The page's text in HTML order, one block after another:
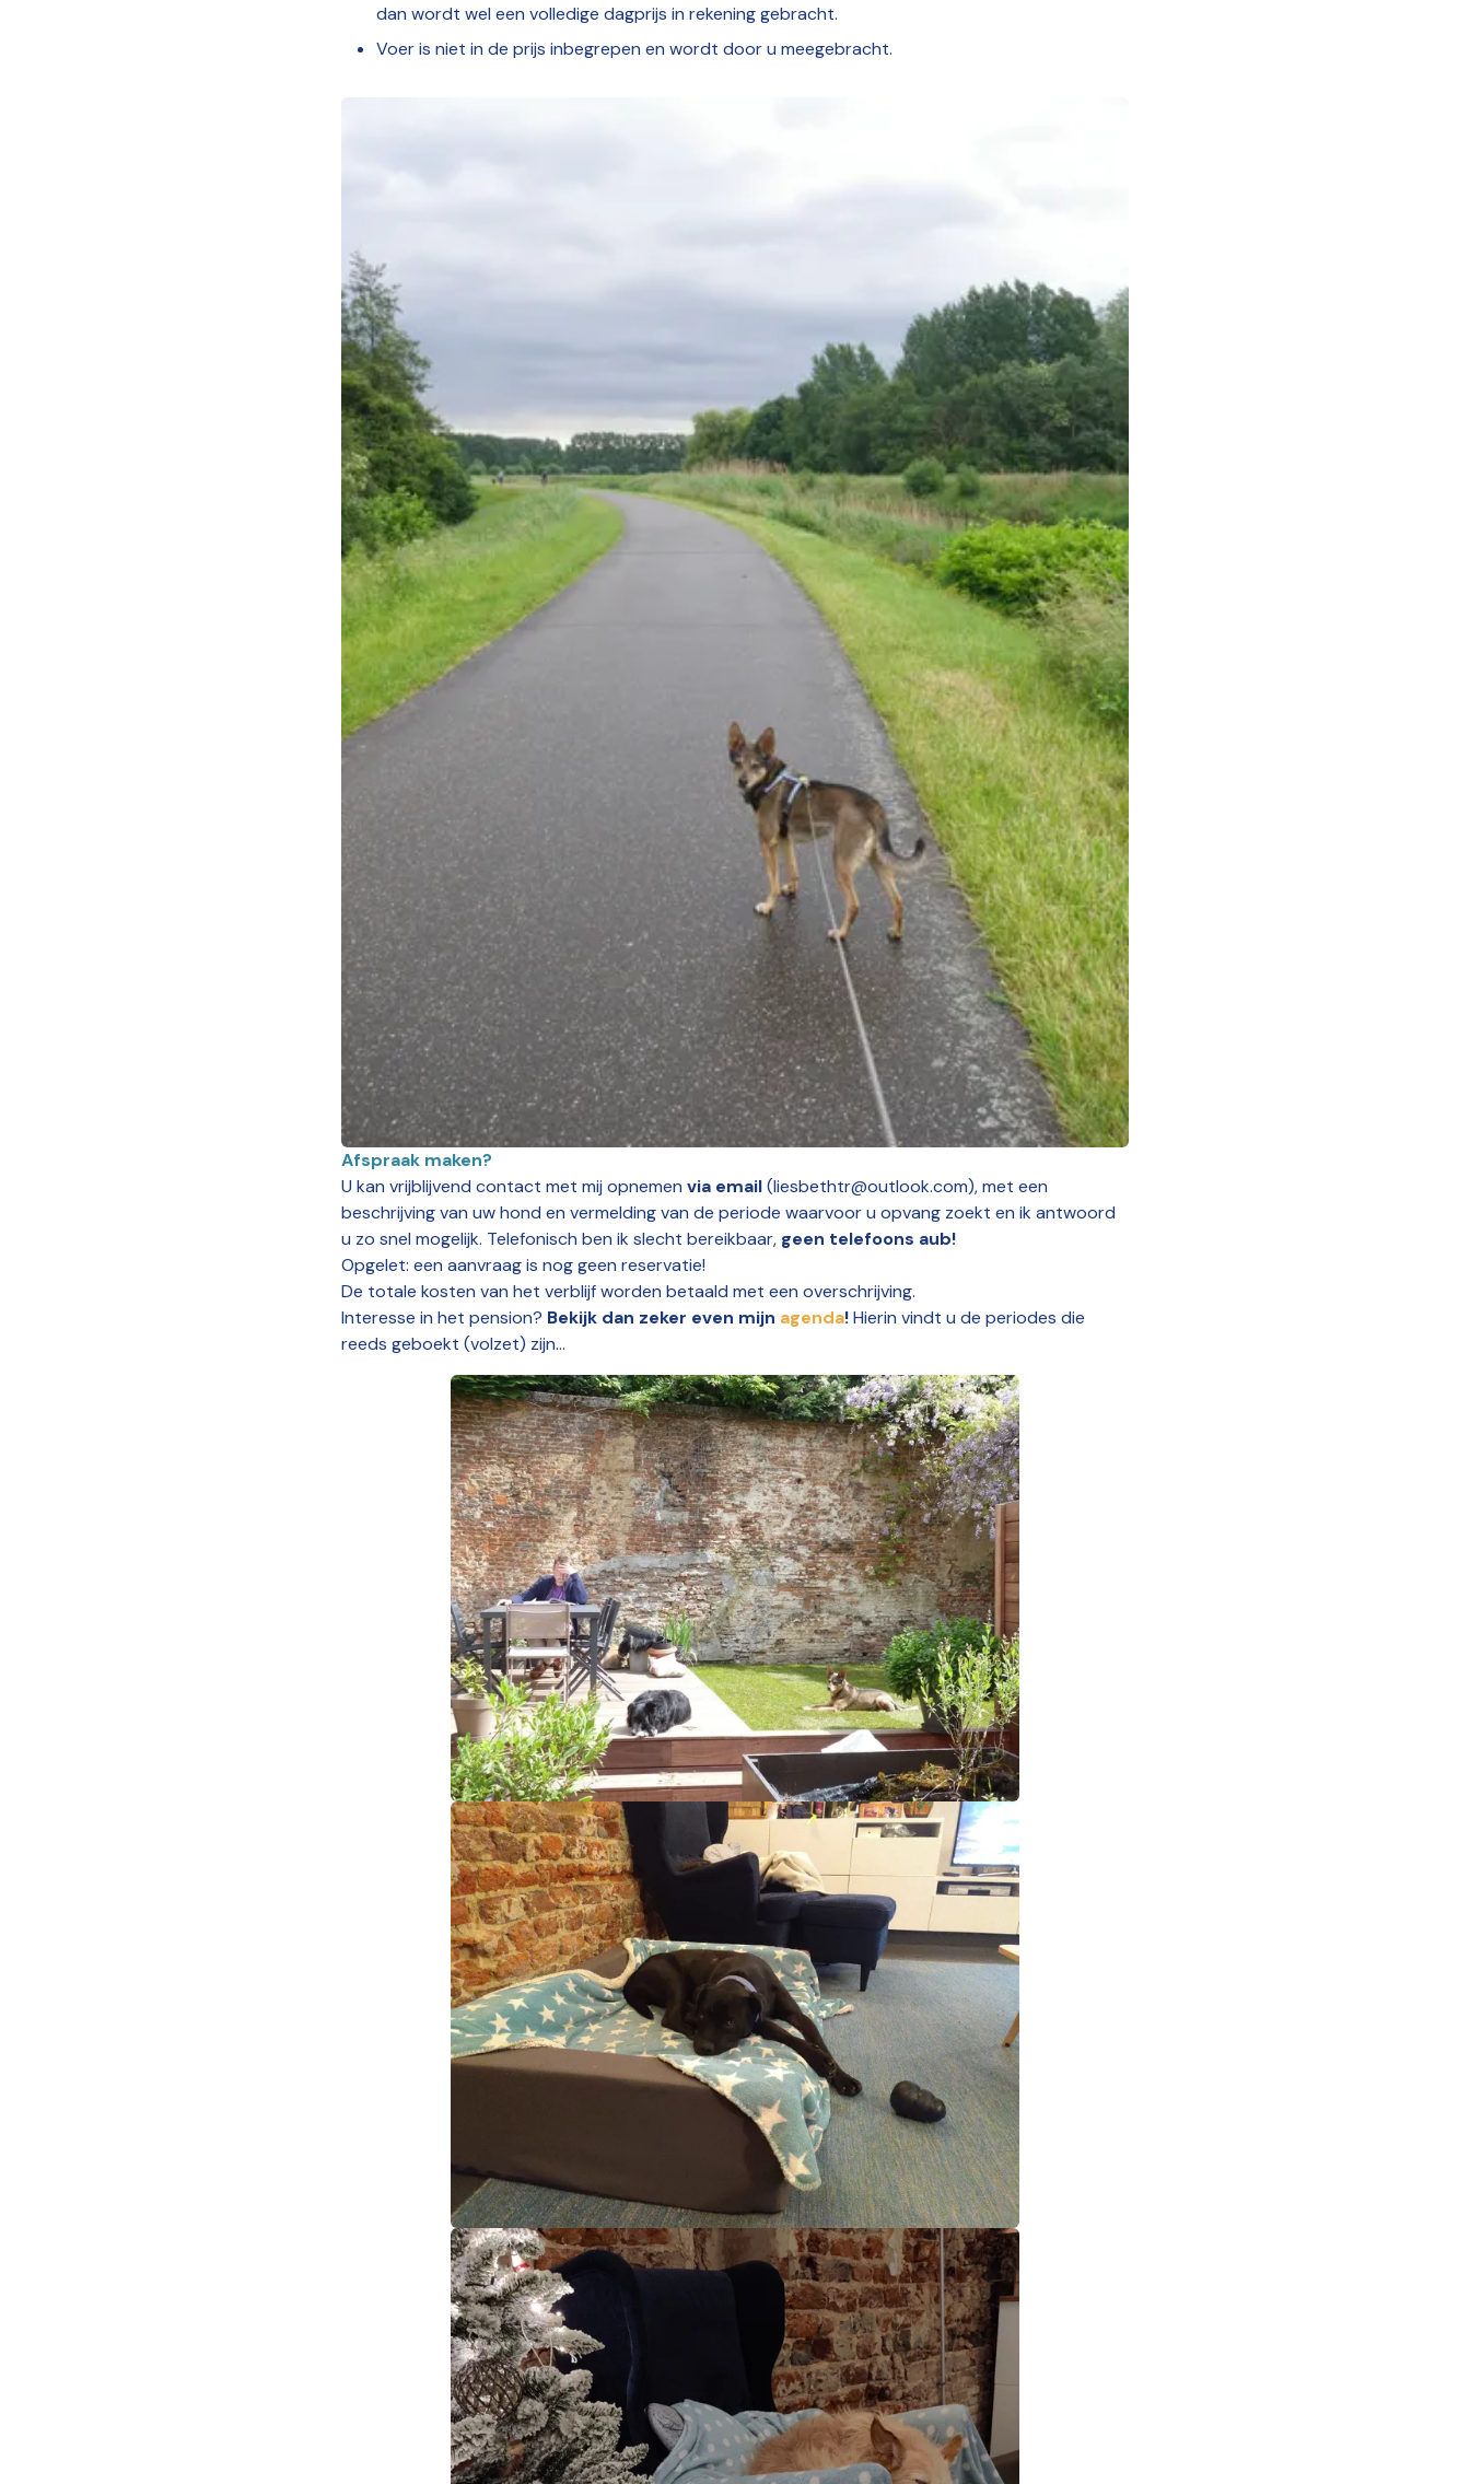
dan wordt wel een volledige dagprijs in rekening gebracht.
Voer is niet in de prijs inbegrepen en wordt door u meegebracht.
Afspraak maken?
U kan vrijblijvend contact met mij opnemen via email(liesbethtr@outlook.com), met een
beschrijving van uw hond en vermelding van de periode waarvoor u opvang zoekt en ik antwoord
u zo snel mogelijk. Telefonisch ben ik slecht bereikbaar, geen telefoons aub!
Opgelet: een aanvraag is nog geen reservatie!
De totale kosten van het verblijf worden betaald met een overschrijving.
Interesse in het pension? Bekijk dan zeker even mijn agenda!Hierin vindt u de periodes die
reeds geboekt (volzet) zijn...